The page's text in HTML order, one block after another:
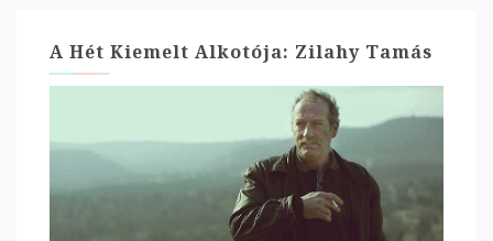
A Hét Kiemelt Alkotója: Zilahy Tamás